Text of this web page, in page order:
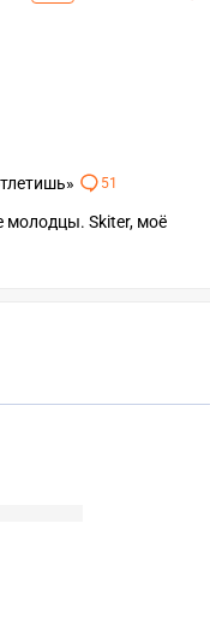
51
молодцы. Skiter, моё